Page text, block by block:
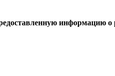
информацию о